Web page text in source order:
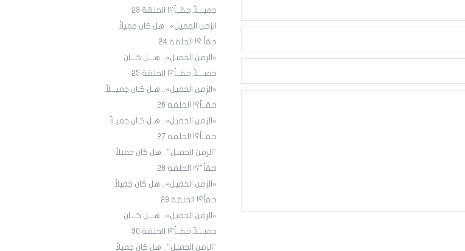
جميـــلاً حقــاً؟! الحلقة 23
الزمن الجميل».. هل كان جميلاً
حقاً ؟! الحلقة 24
«الزمن الجميل».. هـــل كـــان
جميـــلاً حقــاً؟! الحلقة 25
«الزمن الجميل».. هـل كـان جميـــلاً
حقــاً؟! الحلقة 26
«الزمن الجميل».. هـل كـان جميـلاً
حقــاً؟! الحلقة 27
"الزمن الجميل".. هل كان جميلاً
حقاً"؟! الحلقة 28
«الزمن الجميل».. هل كان جميلاً
حقاً؟! الحلقة 29
«الزمن الجميل».. هـــل كـــان
جميـــلاً حقــاً؟! الحلقة 30
"الزمن الجميل".. هل كان جميلاً